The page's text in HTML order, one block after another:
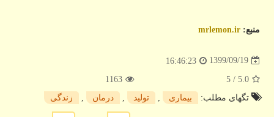
منبع: mrlemon.ir
1399/09/19
16:46:23
5.0
/ 5
1163
تگهای مطلب:
بیماری تولید درمان زندگی